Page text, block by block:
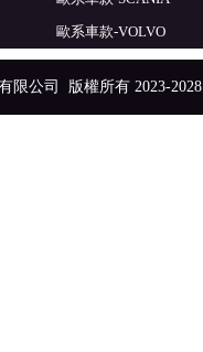
歐系車款-VOLVO
限公司 版權所有 2023-2028